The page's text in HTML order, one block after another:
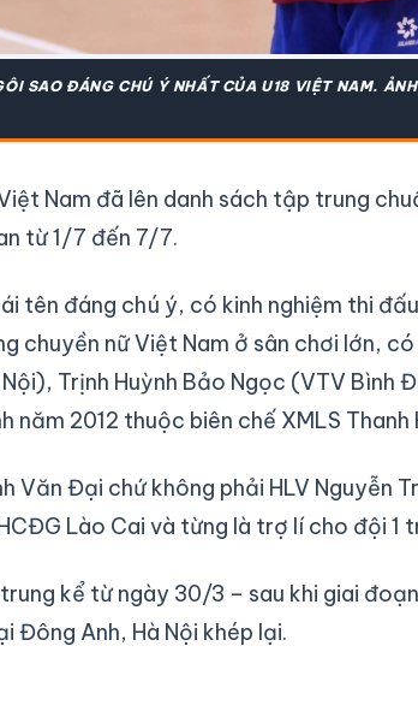
SAO ĐÁNG CHÚ Ý NHẤT CỦA U18 VIỆT NAM.
Nam đã lên danh sách tập trung
từ 1/7 đến 7/7.
tên đáng chú ý, có kinh nghiệm thi
chuyền nữ Việt Nam ở sân chơi lớn,
Trịnh Huỳnh Bảo Ngọc (VTV Bình
năm 2012 thuộc biên chế XMLS Thanh
Văn Đại chứ không phải HLV Nguyễn
Lào Cai và từng là trợ lí cho đội 1
kể từ ngày 30/3 – sau khi giai
Đông Anh, Hà Nội khép lại.